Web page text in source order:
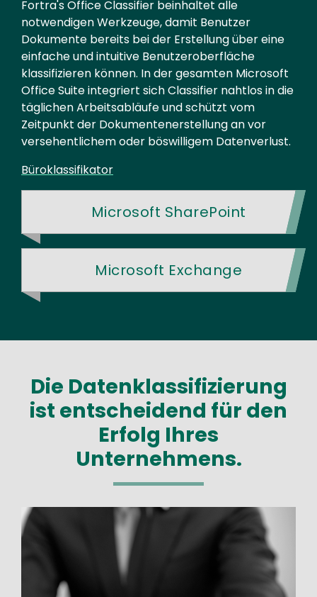
Fortra's Office Classifier beinhaltet alle
notwendigen Werkzeuge, damit Benutzer
Dokumente bereits bei der Erstellung über eine
einfache und intuitive Benutzeroberfläche
klassifizieren können. In der gesamten Microsoft
Office Suite integriert sich Classifier nahtlos in die
täglichen Arbeitsabläufe und schützt vom
Zeitpunkt der Dokumentenerstellung an vor
versehentlichem oder böswilligem Datenverlust.
Büroklassifikator
Microsoft SharePoint
Microsoft Exchange
Die Datenklassifizierung
ist entscheidend für den
Erfolg Ihres
Unternehmens.
Image